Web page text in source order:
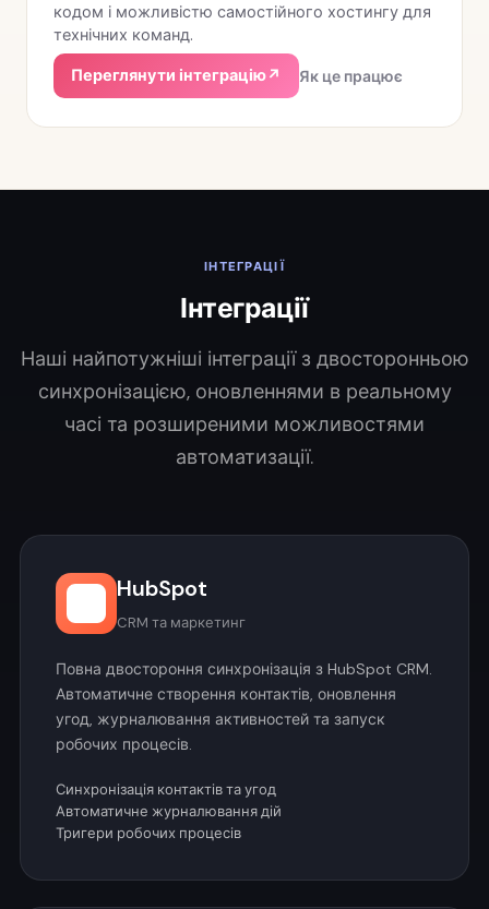
кодом і можливістю самостійного хостингу для
технічних команд.
Переглянути інтеграцію↗ Як це працює
ІНТЕГРАЦІЇ
Інтеграції
Наші найпотужніші інтеграції з двосторонньою
синхронізацією, оновленнями в реальному
часі та розширеними можливостями
автоматизації.
HubSpot
CRM та маркетинг
Повна двостороння синхронізація з HubSpot CRM.
Автоматичне створення контактів, оновлення
угод, журналювання активностей та запуск
робочих процесів.
Синхронізація контактів та угод
Автоматичне журналювання дій
Тригери робочих процесів